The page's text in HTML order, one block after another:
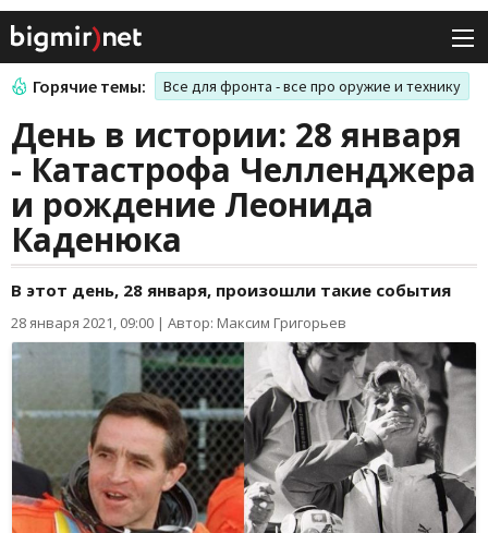
Горячие темы: Все для фронта - все про оружие и технику
День в истории: 28 января
- Катастрофа Челленджера
и рождение Леонида
Каденюка
В этот день, 28 января, произошли такие события
28 января 2021, 09:00 | Автор: Максим Григорьев